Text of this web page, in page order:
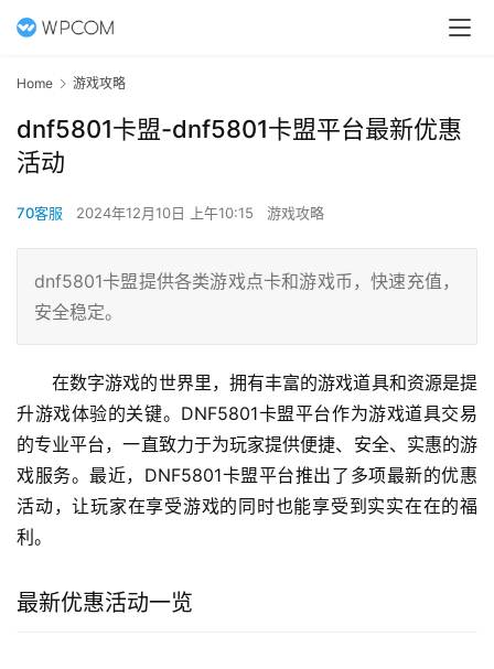
Home 游戏攻略
dnf5801卡盟-dnf5801卡盟平台最新优惠
活动
70客服 2024年12月10日 上午10:15 游戏攻略
dnf5801卡盟提供各类游戏点卡和游戏币，快速充值，
安全稳定。
在数字游戏的世界里，拥有丰富的游戏道具和资源是提
升游戏体验的关键。DNF5801卡盟平台作为游戏道具交易
的专业平台，一直致力于为玩家提供便捷、安全、实惠的游
戏服务。最近，DNF5801卡盟平台推出了多项最新的优惠
活动，让玩家在享受游戏的同时也能享受到实实在在的福
利。
最新优惠活动一览